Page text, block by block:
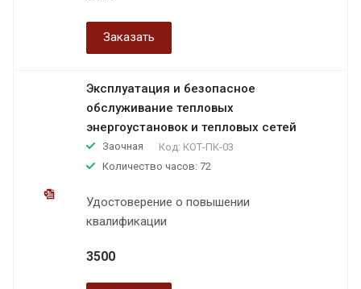
Заказать
Эксплуатация и безопасное
обслуживание тепловых
энергоустановок и тепловых сетей
Заочная Код: КОТ-ПК-03
Количество часов: 72
Удостоверение о повышении
квалификации
3500